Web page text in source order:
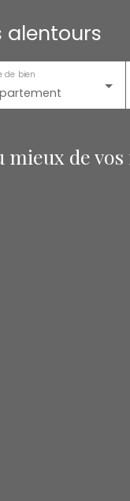
alentours
de bien
mieux de